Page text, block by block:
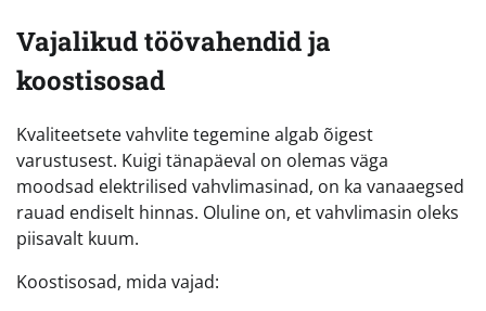
Vajalikud töövahendid ja
koostisosad
Kvaliteetsete vahvlite tegemine algab õigest
varustusest. Kuigi tänapäeval on olemas väga
moodsad elektrilised vahvlimasinad, on ka vanaaegsed
rauad endiselt hinnas. Oluline on, et vahvlimasin oleks
piisavalt kuum.
Koostisosad, mida vajad: